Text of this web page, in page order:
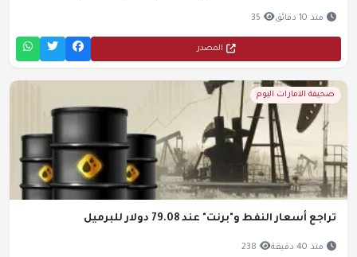
منذ 10 دقائق 35
المصدر
صحيفة الامارات اليوم
تراجع أسعار النفط و"برنت" عند 79.08 دولار للبرميل
منذ 40 دقيقة 238